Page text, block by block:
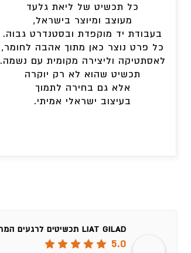
כל תכשיט של ליאת גלעד
מעוצב ומיוצר בישראל,
בעבודת יד מוקפדת ובסטנדרט גבוה.
כל פרט נוצר כאן מתוך אהבה לחומר,
לאסתטיקה וליצירה מקומית עם נשמה.
תכשיט שהוא לא רק יוקרה
אלא גם בחירה לתמוך
בעיצוב ישראלי אמיתי.
LIAT GILAD תכשיטים לרגעים המרגשים בחיים
5.0